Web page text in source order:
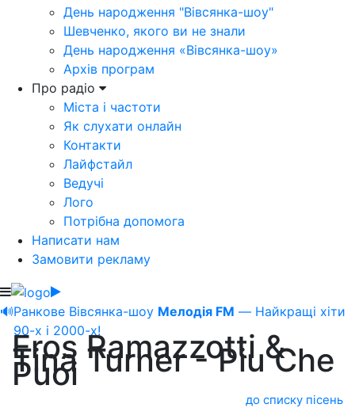
День народження "Вівсянка-шоу"
Шевченко, якого ви не знали
День народження «Вівсянка-шоу»
Архів програм
Про радіо
Міста і частоти
Як слухати онлайн
Контакти
Лайфстайл
Ведучі
Лого
Потрібна допомога
Написати нам
Замовити рекламу
🔊Ранкове Вівсянка-шоу Мелодія FM — Найкращі хіти
90-х і 2000-х!
Eros Ramazzotti &
Tina Turner - Piu Che
Puoi
до списку пісень